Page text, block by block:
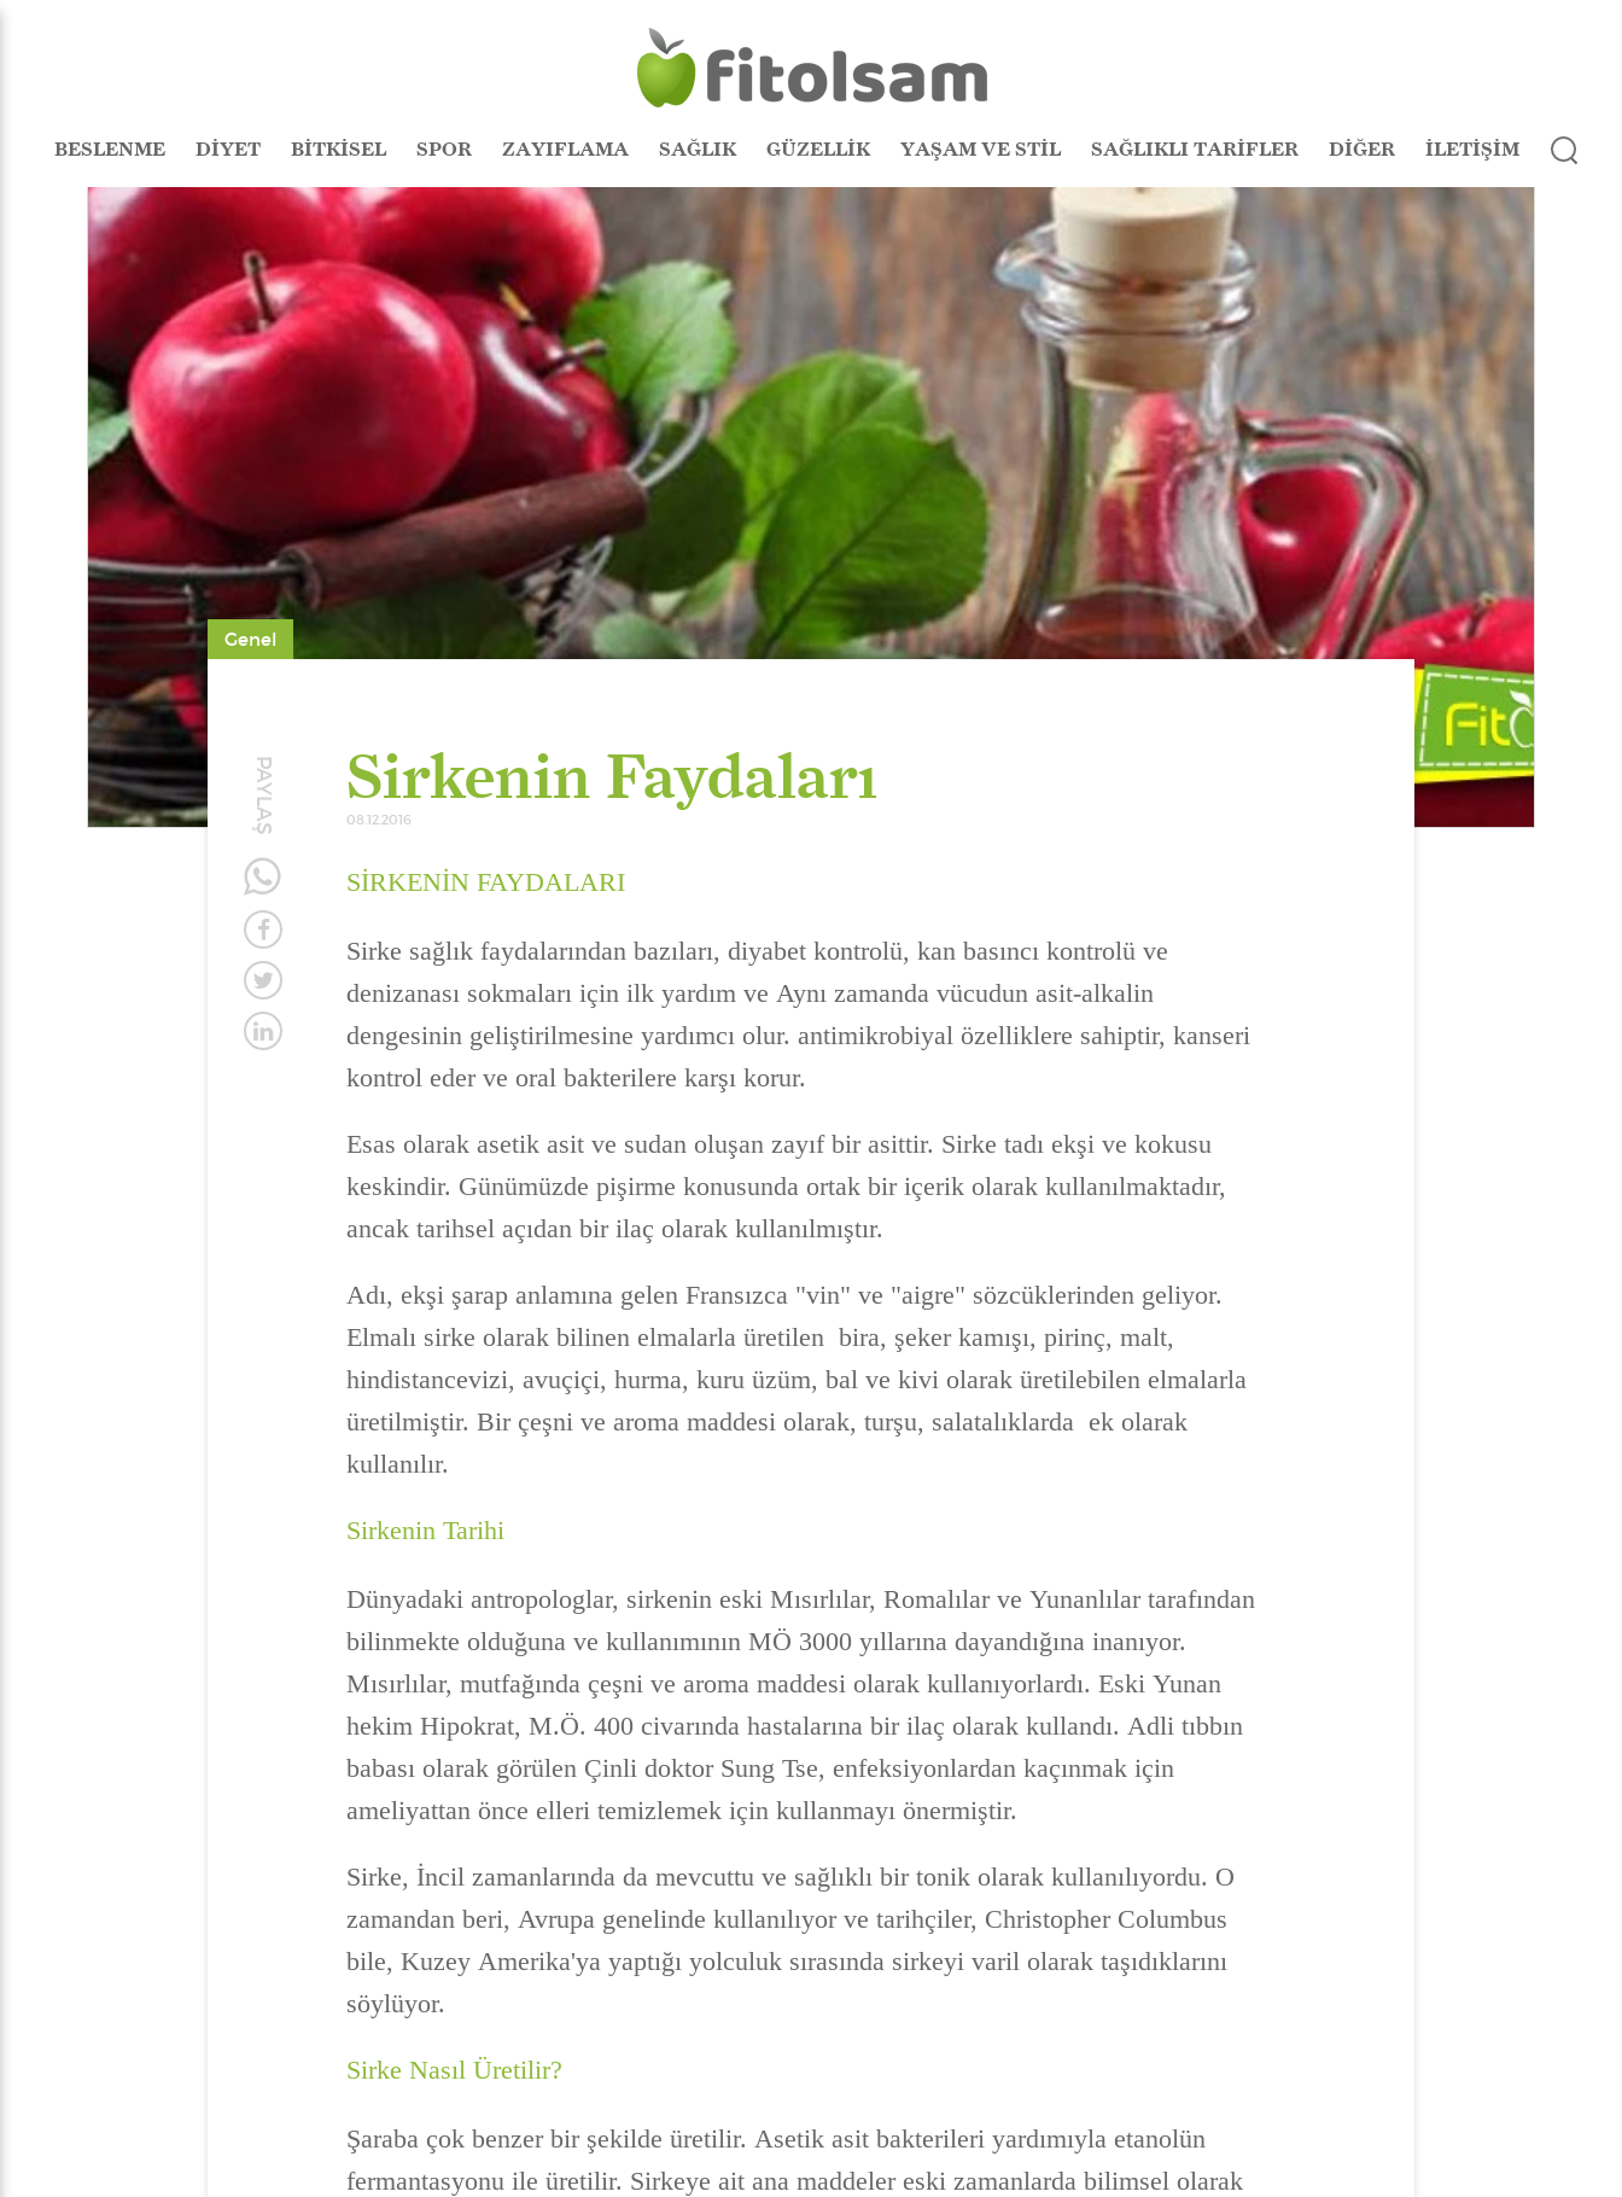
BESLENME DİYET BİTKİSEL SPOR ZAYIFLAMA SAĞLIK GÜZELLİK YAŞAM VE STİL SAĞLIKLI TARİFLER DİĞER İLETİŞİM
PAYLAŞ
Genel
Sirkenin Faydaları
08.12.2016
SİRKENİN FAYDALARI
Sirke sağlık faydalarından bazıları, diyabet kontrolü, kan basıncı kontrolü ve
denizanası sokmaları için ilk yardım ve Aynı zamanda vücudun asit-alkalin
dengesinin geliştirilmesine yardımcı olur. antimikrobiyal özelliklere sahiptir, kanseri
kontrol eder ve oral bakterilere karşı korur.
Esas olarak asetik asit ve sudan oluşan zayıf bir asittir. Sirke tadı ekşi ve kokusu
keskindir. Günümüzde pişirme konusunda ortak bir içerik olarak kullanılmaktadır,
ancak tarihsel açıdan bir ilaç olarak kullanılmıştır.
Adı, ekşi şarap anlamına gelen Fransızca "vin" ve "aigre" sözcüklerinden geliyor.
Elmalı sirke olarak bilinen elmalarla üretilen bira, şeker kamışı, pirinç, malt,
hindistancevizi, avuçiçi, hurma, kuru üzüm, bal ve kivi olarak üretilebilen elmalarla
üretilmiştir. Bir çeşni ve aroma maddesi olarak, turşu, salatalıklarda ek olarak
kullanılır.
Sirkenin Tarihi
Dünyadaki antropologlar, sirkenin eski Mısırlılar, Romalılar ve Yunanlılar tarafından
bilinmekte olduğuna ve kullanımının MÖ 3000 yıllarına dayandığına inanıyor.
Mısırlılar, mutfağında çeşni ve aroma maddesi olarak kullanıyorlardı. Eski Yunan
hekim Hipokrat, M.Ö. 400 civarında hastalarına bir ilaç olarak kullandı. Adli tıbbın
babası olarak görülen Çinli doktor Sung Tse, enfeksiyonlardan kaçınmak için
ameliyattan önce elleri temizlemek için kullanmayı önermiştir.
Sirke, İncil zamanlarında da mevcuttu ve sağlıklı bir tonik olarak kullanılıyordu. O
zamandan beri, Avrupa genelinde kullanılıyor ve tarihçiler, Christopher Columbus
bile, Kuzey Amerika'ya yaptığı yolculuk sırasında sirkeyi varil olarak taşıdıklarını
söylüyor.
Sirke Nasıl Üretilir?
Şaraba çok benzer bir şekilde üretilir. Asetik asit bakterileri yardımıyla etanolün
fermantasyonu ile üretilir. Sirkeye ait ana maddeler eski zamanlarda bilimsel olarak